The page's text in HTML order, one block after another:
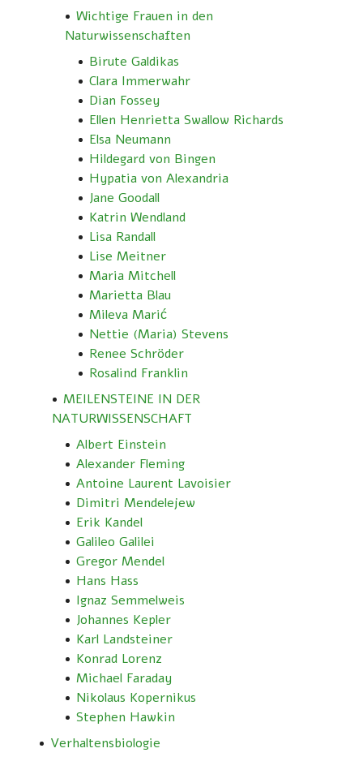
Wichtige Frauen in den
Naturwissenschaften
Birute Galdikas
Clara Immerwahr
Dian Fossey
Ellen Henrietta Swallow Richards
Elsa Neumann
Hildegard von Bingen
Hypatia von Alexandria
Jane Goodall
Katrin Wendland
Lisa Randall
Lise Meitner
Maria Mitchell
Marietta Blau
Mileva Marić
Nettie (Maria) Stevens
Renee Schröder
Rosalind Franklin
MEILENSTEINE IN DER
NATURWISSENSCHAFT
Albert Einstein
Alexander Fleming
Antoine Laurent Lavoisier
Dimitri Mendelejew
Erik Kandel
Galileo Galilei
Gregor Mendel
Hans Hass
Ignaz Semmelweis
Johannes Kepler
Karl Landsteiner
Konrad Lorenz
Michael Faraday
Nikolaus Kopernikus
Stephen Hawkin
Verhaltensbiologie